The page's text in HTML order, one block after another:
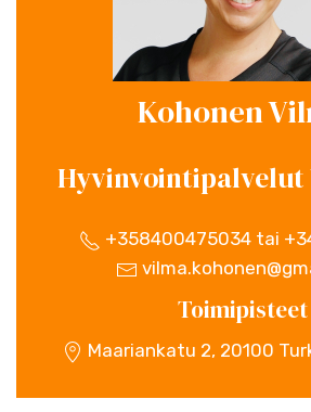
Kohonen
Hyvinvointipalvelut
+358400475034 tai
Toimipisteet
Maariankatu 2, 20100